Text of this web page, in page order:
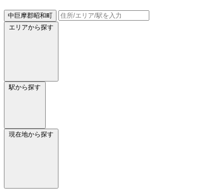
中巨摩郡昭和町
エリアから探す
駅から探す
現在地から探す